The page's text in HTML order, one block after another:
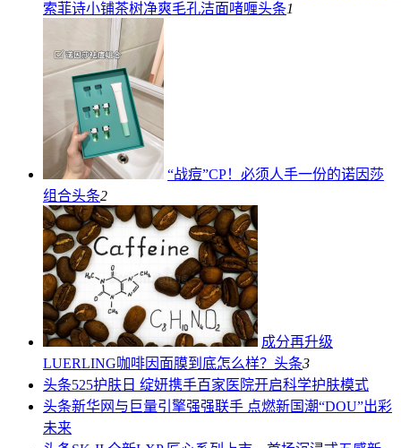
索菲诗小铺茶树净爽毛孔洁面啫喱头条1
“战痘”CP！必须人手一份的诺因莎
组合头条2
成分再升级
LUERLING咖啡因面膜到底怎么样？ 头条3
头条525护肤日 绽妍携手百家医院开启科学护肤模式
头条新华网与巨量引擎强强联手 点燃新国潮“DOU”出彩
未来